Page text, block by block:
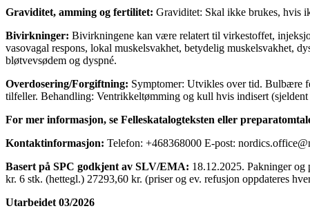
Graviditet, amming og fertilitet: Graviditet: Skal ikke brukes, hvis
Bivirkninger: Bivirkningene kan være relatert til virkestoffet,
vasovagal respons, lokal muskelsvakhet, betydelig muskelsvakhet,
bløtvevsødem og dyspné.
Overdosering/Forgiftning: Symptomer: Utvikles over tid. Bulbære
tilfeller. Behandling: Ventrikkeltømming og kull hvis indisert
For mer informasjon, se Felleskatalogteksten eller
Kontaktinformasjon: Telefon: +468368000 E-post:
Basert på SPC godkjent av SLV/EMA: 18.12.2025. Pakninger og
kr. 6 stk. (hettegl.) 27293,60 kr. (priser og ev. refusjon oppdateres
Utarbeidet 03/2026